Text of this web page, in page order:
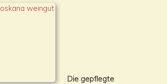
Die gepflegte